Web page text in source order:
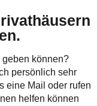
können?
persönlich sehr
eine Mail oder rufen
helfen können